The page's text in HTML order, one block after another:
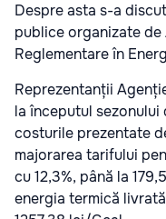
Despre asta s-a
publice organizate
Reglementare în
Reprezentanții
la începutul sezonului
costurile prezentate
majorarea tarifului
cu 12,3%, până la
energia termică